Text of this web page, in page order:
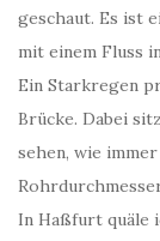
geschaut. Es ist
mit einem Fluss
Ein Starkregen
Brücke. Dabei
sehen, wie
In Haßfurt quäle